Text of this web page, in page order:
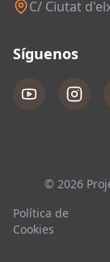
C/ Ciutat
Síguenos
© 2026
Política de
Cookies